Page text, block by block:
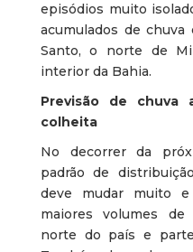
episódios muito
acumulados de
Santo, o norte de
interior da Bahia.
Previsão de chuva
colheita
No decorrer da
padrão de
deve mudar muito e
maiores volumes
norte do país e